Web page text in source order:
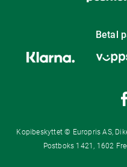
Betal
Kopibeskyttet © Europris AS,
Postboks 1421, 1602